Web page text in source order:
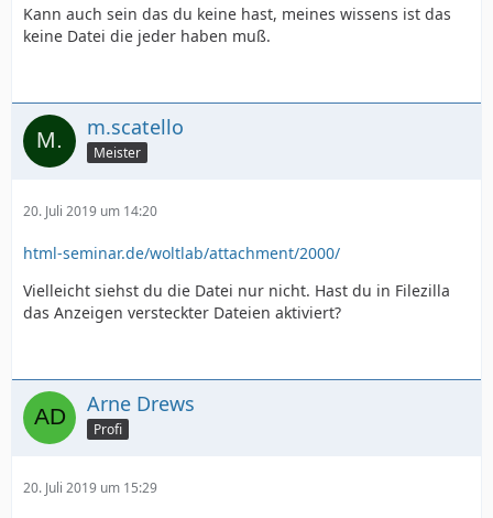
Kann auch sein das du keine hast, meines wissens ist das
keine Datei die jeder haben muß.
m.scatello
Meister
20. Juli 2019 um 14:20
html-seminar.de/woltlab/attachment/2000/
Vielleicht siehst du die Datei nur nicht. Hast du in Filezilla
das Anzeigen versteckter Dateien aktiviert?
Arne Drews
Profi
20. Juli 2019 um 15:29